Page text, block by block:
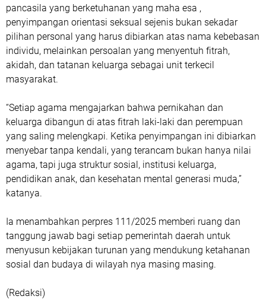
pancasila yang berketuhanan yang maha esa ,
penyimpangan orientasi seksual sejenis bukan sekadar
pilihan personal yang harus dibiarkan atas nama kebebasan
individu, melainkan persoalan yang menyentuh fitrah,
akidah, dan tatanan keluarga sebagai unit terkecil
masyarakat.
“Setiap agama mengajarkan bahwa pernikahan dan
keluarga dibangun di atas fitrah laki-laki dan perempuan
yang saling melengkapi. Ketika penyimpangan ini dibiarkan
menyebar tanpa kendali, yang terancam bukan hanya nilai
agama, tapi juga struktur sosial, institusi keluarga,
pendidikan anak, dan kesehatan mental generasi muda,”
katanya.
Ia menambahkan perpres 111/2025 memberi ruang dan
tanggung jawab bagi setiap pemerintah daerah untuk
menyusun kebijakan turunan yang mendukung ketahanan
sosial dan budaya di wilayah nya masing masing.
(Redaksi)